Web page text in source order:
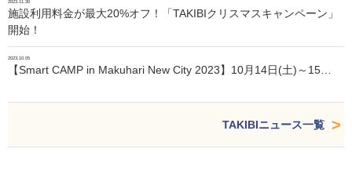
2023.11.30
施設利用料金が最大20%オフ！「TAKIBIクリスマスキャンペーン」
開始！
2023.10.05
【Smart CAMP in Makuhari New City 2023】10月14日(土)～15…
TAKIBIニュース一覧